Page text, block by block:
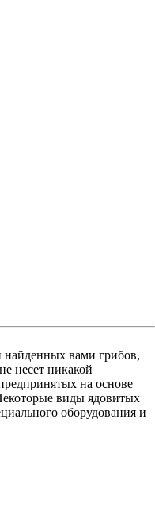
найденных вами грибов,
несет никакой
на основе
виды ядовитых
оборудования и